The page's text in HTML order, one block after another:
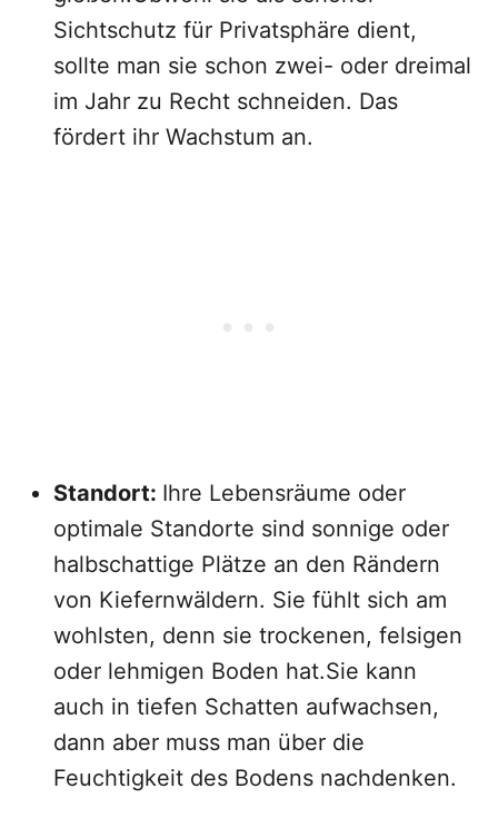
Sichtschutz für Privatsphäre dient,
sollte man sie schon zwei- oder dreimal
im Jahr zu Recht schneiden. Das
fördert ihr Wachstum an.
Standort: Ihre Lebensräume oder
optimale Standorte sind sonnige oder
halbschattige Plätze an den Rändern
von Kiefernwäldern. Sie fühlt sich am
wohlsten, denn sie trockenen, felsigen
oder lehmigen Boden hat.Sie kann
auch in tiefen Schatten aufwachsen,
dann aber muss man über die
Feuchtigkeit des Bodens nachdenken.